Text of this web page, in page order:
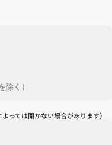
除く）
っては開かない場合があります）